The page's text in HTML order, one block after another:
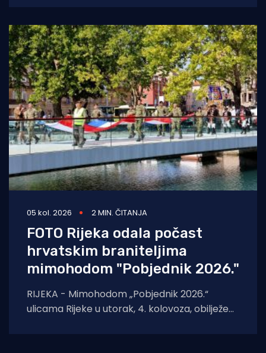
05 kol. 2026 2 MIN. ČITANJA
FOTO Rijeka odala počast
hrvatskim braniteljima
mimohodom "Pobjednik 2026."
RIJEKA - Mimohodom „Pobjednik 2026.“
ulicama Rijeke u utorak, 4. kolovoza, obilježeni